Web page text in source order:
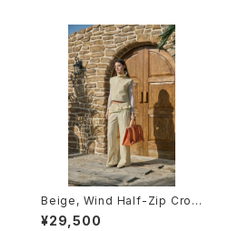
Beige, Wind Half-Zip Crop
Vest
¥29,500